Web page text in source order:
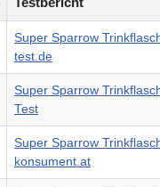
Super Sparrow
test.de
Super Sparrow
Test
Super Sparrow
konsument.at